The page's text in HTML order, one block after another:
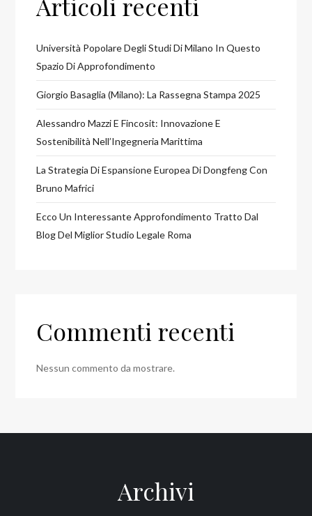
Università Popolare Degli Studi Di Milano In Questo
Spazio Di Approfondimento
Giorgio Basaglia (Milano): La Rassegna Stampa 2025
Alessandro Mazzi E Fincosit: Innovazione E
Sostenibilità Nell’Ingegneria Marittima
La Strategia Di Espansione Europea Di Dongfeng Con
Bruno Mafrici
Ecco Un Interessante Approfondimento Tratto Dal
Blog Del Miglior Studio Legale Roma
Commenti recenti
Nessun commento da mostrare.
Archivi